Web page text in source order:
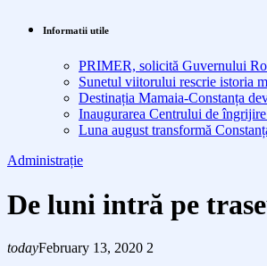
Informatii utile
PRIMER, solicită Guvernului
Sunetul viitorului rescrie
Destinația Mamaia-Constanța
Inaugurarea Centrului de
Luna august transformă
Administrație
De luni intră pe
todayFebruary 13, 2020 2